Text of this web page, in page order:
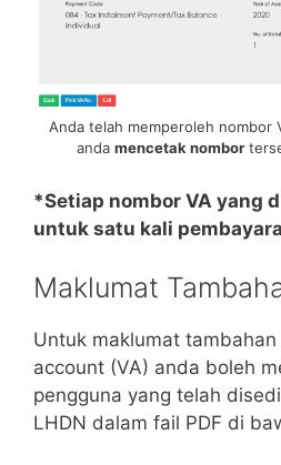
Anda telah memperoleh nombor
anda mencetak nombor
*Setiap nombor VA yang
untuk satu kali
Maklumat
Untuk maklumat
account (VA) anda boleh
pengguna yang telah
LHDN dalam fail PDF di